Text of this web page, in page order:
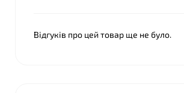
Відгуків про цей товар ще не було.